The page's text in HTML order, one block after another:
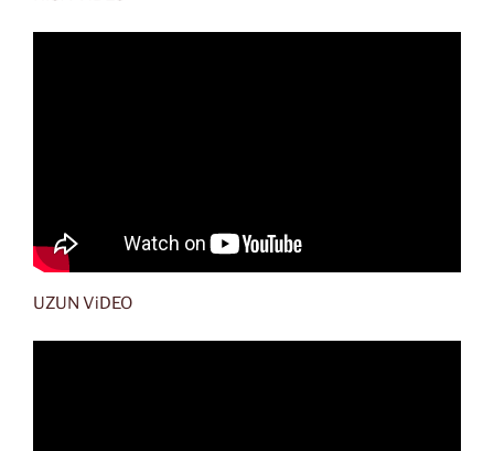
UZUN ViDEO